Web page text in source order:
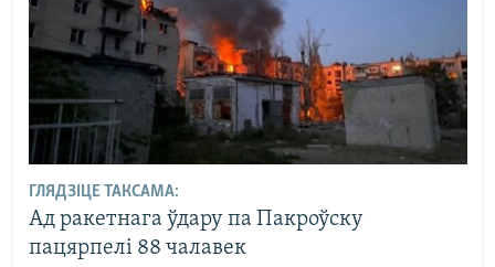
ГЛЯДЗІЦЕ ТАКСАМА:
Ад ракетнага ўдару па Пакроўску
пацярпелі 88 чалавек